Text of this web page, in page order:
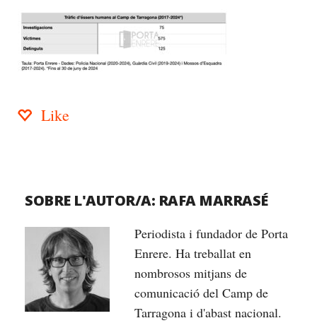
Like
SOBRE L'AUTOR/A: RAFA MARRASÉ
Periodista i fundador de Porta
Enrere. Ha treballat en
nombrosos mitjans de
comunicació del Camp de
Tarragona i d'abast nacional.